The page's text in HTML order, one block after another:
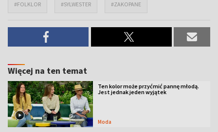
#FOLKLOR #SYLWESTER #ZAKOPANE
Więcej na ten temat
Ten kolor może przyćmić pannę młodą.
Jest jednak jeden wyjątek
Moda